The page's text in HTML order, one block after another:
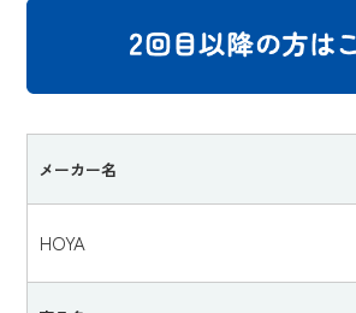
メーカー名
HOYA